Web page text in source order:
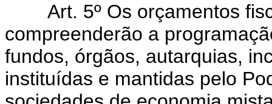
Art. 5º Os orçamentos
compreenderão a
fundos, órgãos, autarquias,
instituídas e mantidas pelo